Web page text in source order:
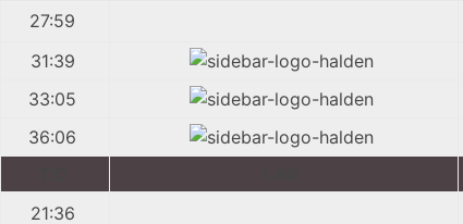
27:59
31:39
33:05
36:06
21:36